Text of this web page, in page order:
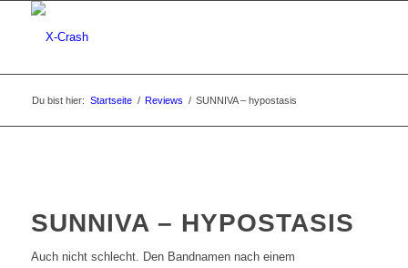
Du bist hier: Startseite / Reviews / SUNNIVA – hypostasis
SUNNIVA – HYPOSTASIS
Auch nicht schlecht. Den Bandnamen nach einem